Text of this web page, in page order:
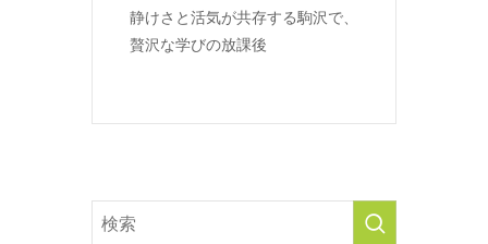
静けさと活気が共存する駒沢で、
贅沢な学びの放課後